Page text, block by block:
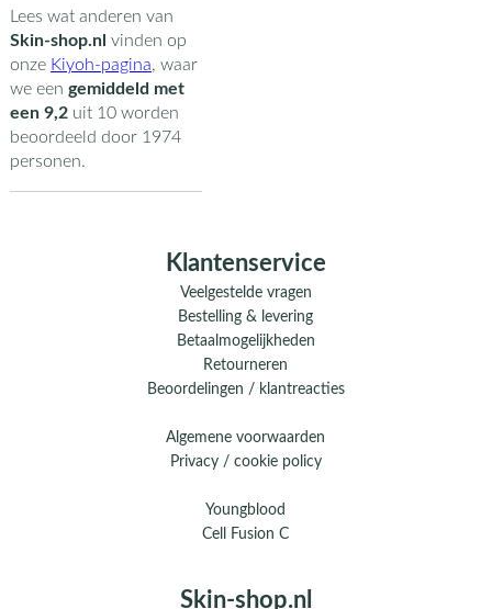
Lees wat anderen van
Skin-shop.nl vinden op
onze Kiyoh-pagina, waar
we een gemiddeld met
een 9,2uit 10worden
beoordeeld door 1974
personen.
Klantenservice
Veelgestelde vragen
Bestelling & levering
Betaalmogelijkheden
Retourneren
Beoordelingen / klantreacties
Algemene voorwaarden
Privacy / cookie policy
Youngblood
Cell Fusion C
Skin-shop.nl